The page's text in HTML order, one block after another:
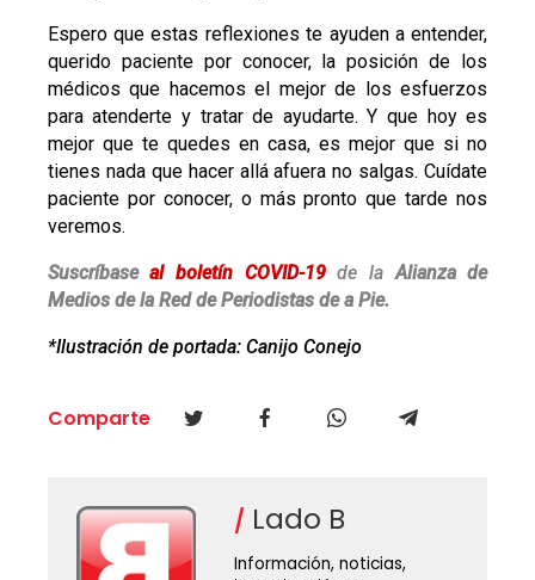
Espero que estas reflexiones te ayuden a entender,
querido paciente por conocer, la posición de los
médicos que hacemos el mejor de los esfuerzos
para atenderte y tratar de ayudarte. Y que hoy es
mejor que te quedes en casa, es mejor que si no
tienes nada que hacer allá afuera no salgas. Cuídate
paciente por conocer, o más pronto que tarde nos
veremos.
Suscríbaseal boletín COVID-19de la Alianza de
Medios de la Red de Periodistas de a Pie.
*Ilustración de portada: Canijo Conejo
Comparte
Lado B
Información, noticias,